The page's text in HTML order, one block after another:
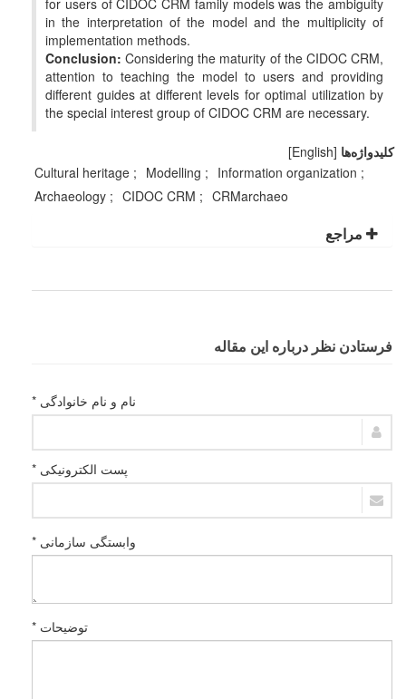
in the interpretation of the model and the multiplicity of
implementation methods.
Conclusion: Considering the maturity of the CIDOC CRM,
attention to teaching the model to users and providing
different guides at different levels for optimal utilization by
the special interest group of CIDOC CRM are necessary.
کلیدواژه‌ها [English]
Cultural heritage
Modelling
Information organization
Archaeology
CIDOC CRM CRMarchaeo
مراجع
فرستادن نظر درباره این مقاله
نام و نام خانوادگی *
پست الکترونیکی *
وابستگی سازمانی *
توضیحات *